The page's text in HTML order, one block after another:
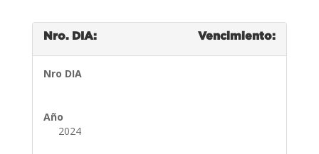
Nro. DIA: Vencimiento:
Nro DIA
Año
2024